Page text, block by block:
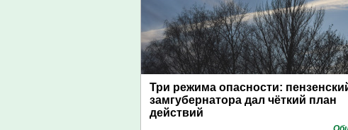
Три режима опасности:
замгубернатора дал чёткий план
действий